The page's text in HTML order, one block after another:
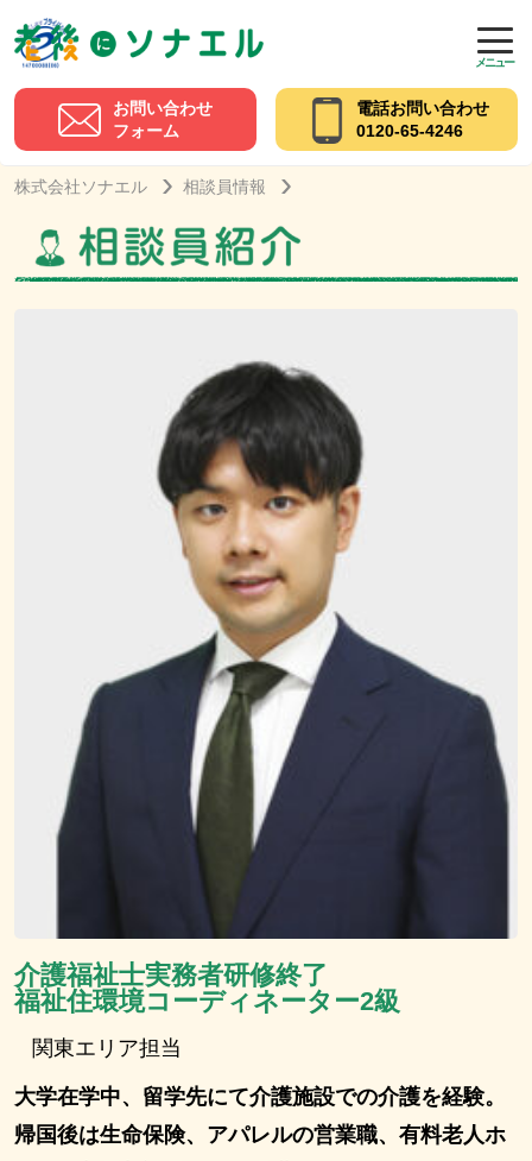
メニュー
お問い合わせ
フォーム
電話お問い合わせ
0120-65-4246
株式会社ソナエル 相談員情報
介護福祉士実務者研修終了
福祉住環境コーディネーター2級
関東エリア担当
大学在学中、留学先にて介護施設での介護を経験。
帰国後は生命保険、アパレルの営業職、有料老人ホ